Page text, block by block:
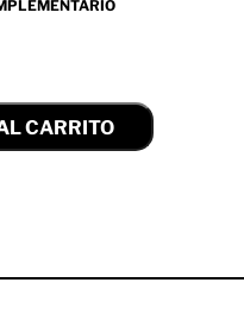
CARRITO